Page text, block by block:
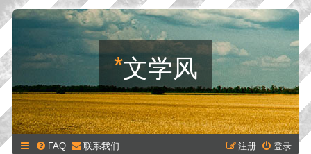
*文学风
FAQ 联系我们 登录
注册